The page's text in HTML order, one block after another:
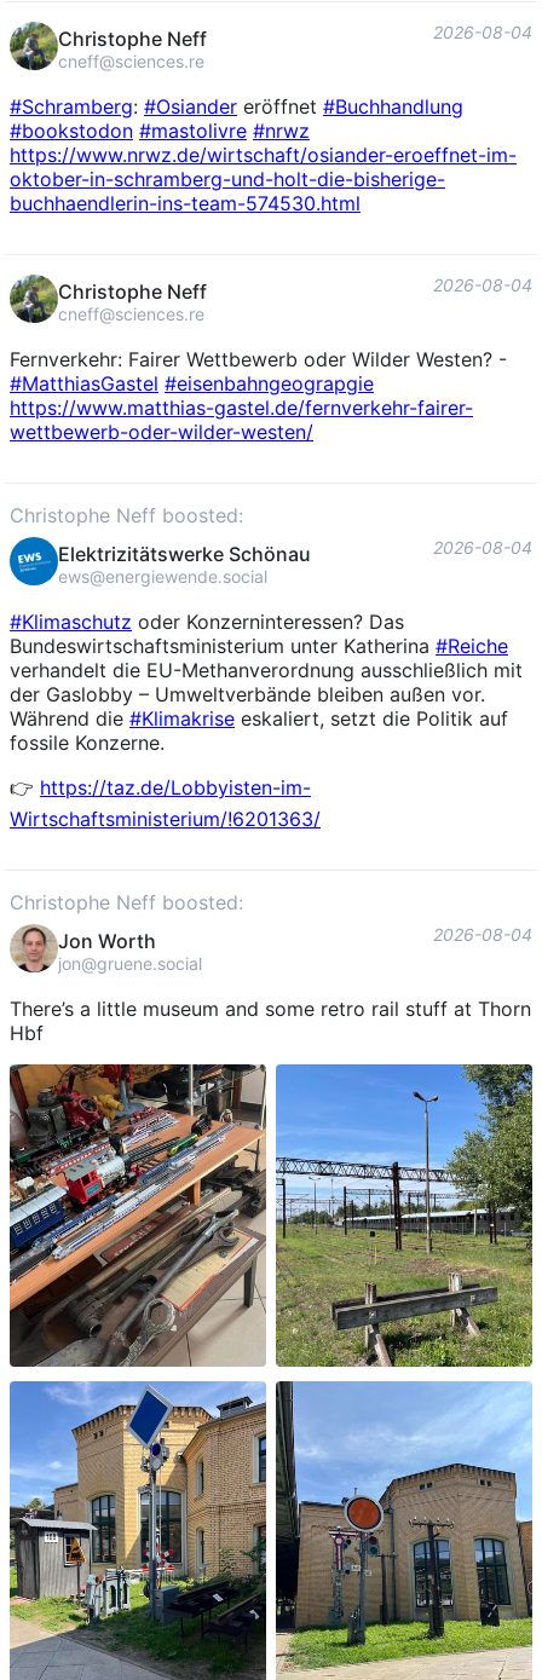
Christophe Neff
cneff@sciences.re
2026-08-04
#Schramberg: #Osiander eröffnet #Buchhandlung
#bookstodon #mastolivre #nrwz
https://www.nrwz.de/wirtschaft/osiander-eroeffnet-im-
oktober-in-schramberg-und-holt-die-bisherige-
buchhaendlerin-ins-team-574530.html
Christophe Neff
cneff@sciences.re
2026-08-04
Fernverkehr: Fairer Wettbewerb oder Wilder Westen? -
#MatthiasGastel #eisenbahngeograpgie
https://www.matthias-gastel.de/fernverkehr-fairer-
wettbewerb-oder-wilder-westen/
Christophe Neff boosted:
Elektrizitätswerke Schönau
ews@energiewende.social
2026-08-04
#Klimaschutz oder Konzerninteressen? Das
Bundeswirtschaftsministerium unter Katherina #Reiche
verhandelt die EU-Methanverordnung ausschließlich mit
der Gaslobby – Umweltverbände bleiben außen vor.
Während die #Klimakrise eskaliert, setzt die Politik auf
fossile Konzerne.
👉 https://taz.de/Lobbyisten-im-
Wirtschaftsministerium/!6201363/
Christophe Neff boosted:
Jon Worth
jon@gruene.social
2026-08-04
There’s a little museum and some retro rail stuff at Thorn
Hbf